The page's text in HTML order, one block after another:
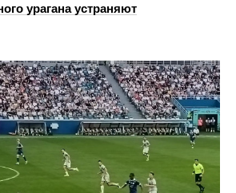
урагана устраняют